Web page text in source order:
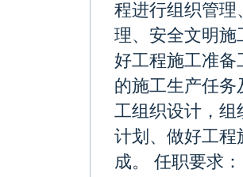
程进行组织管理
理、安全文明施
好工程施工准备
的施工生产任
工组织设计，组
计划、做好工程
成。 任职要求